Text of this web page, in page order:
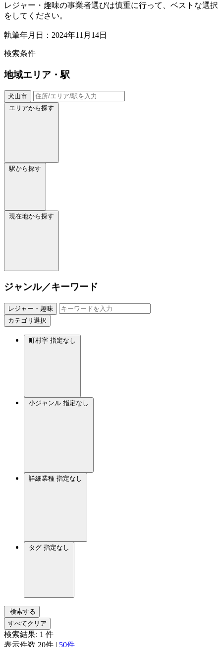
レジャー・趣味の事業者選びは慎重に行って、ベストな選択
をしてください。
執筆年月日：2024年11月14日
検索条件
地域エリア・駅
犬山市
エリアから探す
駅から探す
現在地から探す
ジャンル／キーワード
レジャー・趣味
カテゴリ選択
町村字 指定なし
小ジャンル 指定なし
詳細業種 指定なし
タグ 指定なし
検索する
すべてクリア
検索結果: 1 件
表示件数 20件 | 50件